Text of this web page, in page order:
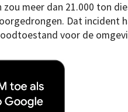
meer dan 21.000 ton
Dat incident
voor de